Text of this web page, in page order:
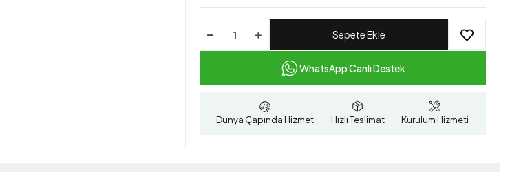
Sepete Ekle
WhatsApp Canlı Destek
Dünya Çapında Hizmet Hızlı Teslimat Kurulum Hizmeti